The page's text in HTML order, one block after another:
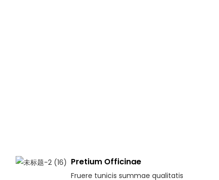
Pretium Officinae
Fruere tunicis summae qualitatis